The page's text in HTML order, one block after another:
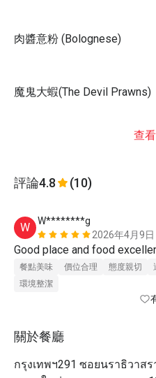
肉醬意粉 (Bolognese)
魔鬼大蝦(The Devil Prawns)
查
評論4.8 (10)
W
W********g
2026年4月9日
餐點美味 價位合理 態度親切
環境整潔
關於餐廳
กรุงเทพฯ291 ซอยนราธิวาส